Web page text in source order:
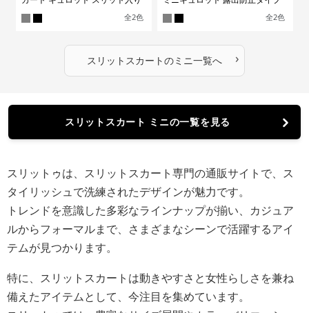
全2色 全2色
スリットスカートのミニ一覧へ ›
スリットスカート ミニの一覧を見る
スリットゥは、スリットスカート専門の通販サイトで、ス
タイリッシュで洗練されたデザインが魅力です。
トレンドを意識した多彩なラインナップが揃い、カジュア
ルからフォーマルまで、さまざまなシーンで活躍するアイ
テムが見つかります。
特に、スリットスカートは動きやすさと女性らしさを兼ね
備えたアイテムとして、今注目を集めています。